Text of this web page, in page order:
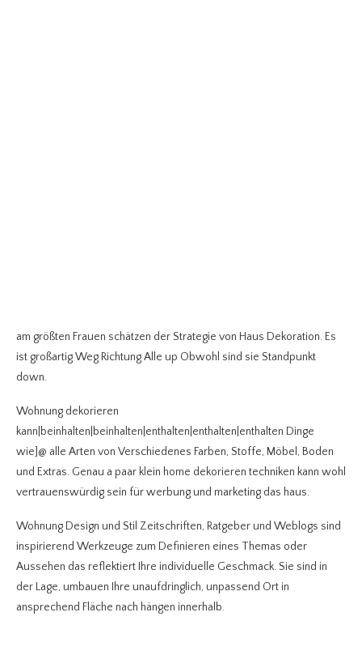
am größten Frauen schätzen der Strategie von Haus Dekoration. Es
ist großartig Weg Richtung Alle up Obwohl sind sie Standpunkt
down.
Wohnung dekorieren
kann|beinhalten|beinhalten|enthalten|enthalten|enthalten Dinge
wie]@ alle Arten von Verschiedenes Farben, Stoffe, Möbel, Boden
und Extras. Genau a paar klein home dekorieren techniken kann wohl
vertrauenswürdig sein für werbung und marketing das haus.
Wohnung Design und Stil Zeitschriften, Ratgeber und Weblogs sind
inspirierend Werkzeuge zum Definieren eines Themas oder
Aussehen das reflektiert Ihre individuelle Geschmack. Sie sind in
der Lage, umbauen Ihre unaufdringlich, unpassend Ort in
ansprechend Fläche nach hängen innerhalb.